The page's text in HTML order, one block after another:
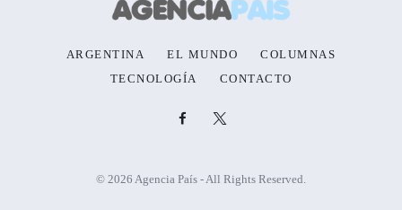
ARGENTINA EL MUNDO
COLUMNAS
TECNOLOGÍA
CONTACTO
© 2026 Agencia País - All Rights Reserved.